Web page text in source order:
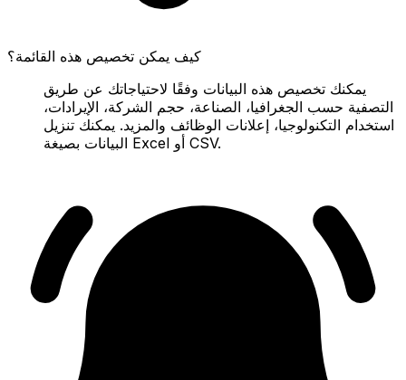
كيف يمكن تخصيص هذه القائمة؟
يمكنك تخصيص هذه البيانات وفقًا لاحتياجاتك عن طريق
التصفية حسب الجغرافيا، الصناعة، حجم الشركة، الإيرادات،
استخدام التكنولوجيا، إعلانات الوظائف والمزيد. يمكنك تنزيل
البيانات بصيغة Excel أو CSV.